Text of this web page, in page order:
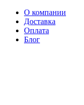
О компании
Доставка
Оплата
Блог